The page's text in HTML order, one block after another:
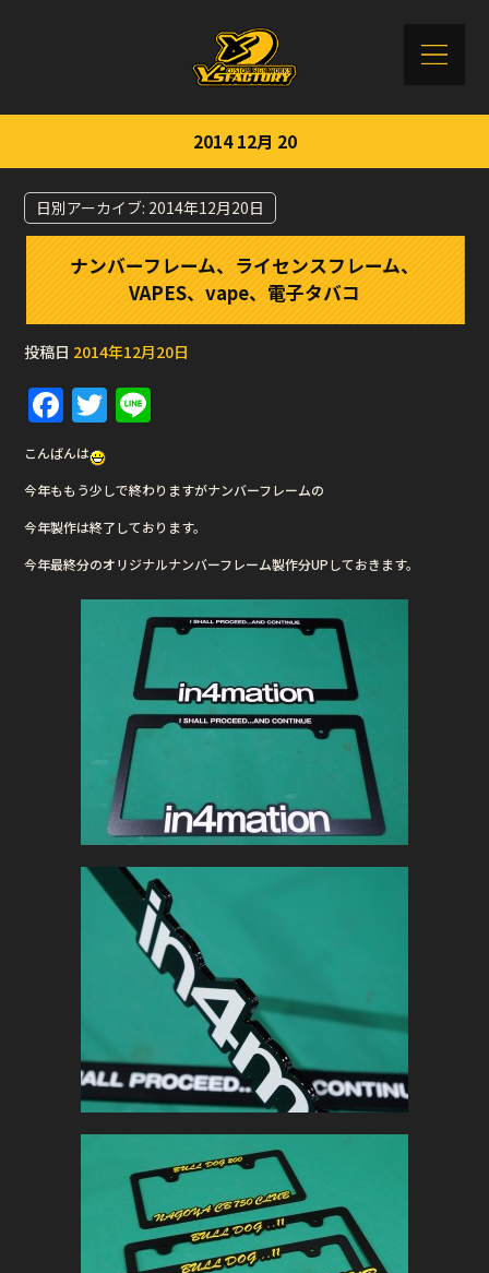
2014 12月 20
日別アーカイブ: 2014年12月20日
ナンバーフレーム、ライセンスフレーム、
VAPES、vape、電子タバコ
投稿日 2014年12月20日
F
a
c
e
b
o
o
T
w
it
te
r
e
こんばんは
今年ももう少しで終わりますがナンバーフレームの
今年製作は終了しております。
今年最終分のオリジナルナンバーフレーム製作分UPしておきます。